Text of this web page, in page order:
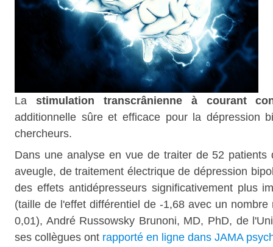
La stimulation transcrânienne à courant
additionnelle sûre et efficace pour la dépression
chercheurs.
Dans une analyse en vue de traiter de 52 patients
aveugle, de traitement électrique de dépression
des effets antidépresseurs significativement plus
(taille de l'effet différentiel de -1,68 avec un
0,01), André Russowsky Brunoni, MD, PhD, de
ses collègues ont rapporté en ligne dans JAMA